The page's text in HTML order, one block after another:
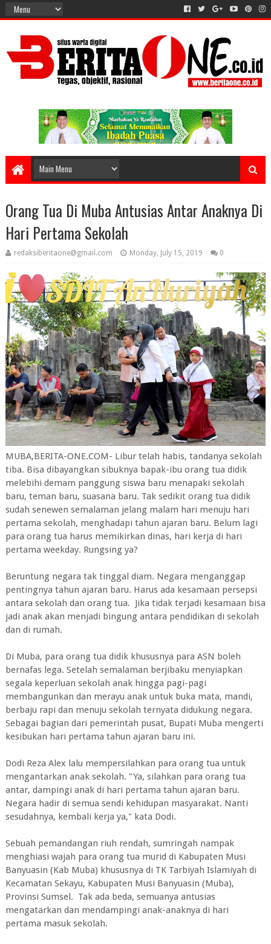
Orang Tua Di Muba Antusias Antar Anaknya Di
Hari Pertama Sekolah
redaksiberitaone@gmail.com Monday, July 15, 2019 0
MUBA,BERITA-ONE.COM- Libur telah habis, tandanya sekolah
tiba. Bisa dibayangkan sibuknya bapak-ibu orang tua didik
melebihi demam panggung siswa baru menapaki sekolah
baru, teman baru, suasana baru. Tak sedikit orang tua didik
sudah senewen semalaman jelang malam hari menuju hari
pertama sekolah, menghadapi tahun ajaran baru. Belum lagi
para orang tua harus memikirkan dinas, hari kerja di hari
pertama weekday. Rungsing ya?
Beruntung negara tak tinggal diam. Negara menganggap
pentingnya tahun ajaran baru. Harus ada kesamaan persepsi
antara sekolah dan orang tua. Jika tidak terjadi kesamaan bisa
jadi anak akan menjadi bingung antara pendidikan di sekolah
dan di rumah.
Di Muba, para orang tua didik khususnya para ASN boleh
bernafas lega. Setelah semalaman berjibaku menyiapkan
segala keperluan sekolah anak hingga pagi-pagi
membangunkan dan merayu anak untuk buka mata, mandi,
berbaju rapi dan menuju sekolah ternyata didukung negara.
Sebagai bagian dari pemerintah pusat, Bupati Muba mengerti
kesibukan hari pertama tahun ajaran baru ini.
Dodi Reza Alex lalu mempersilahkan para orang tua untuk
mengantarkan anak sekolah. "Ya, silahkan para orang tua
antar, dampingi anak di hari pertama tahun ajaran baru.
Negara hadir di semua sendi kehidupan masyarakat. Nanti
sesudahnya, kembali kerja ya," kata Dodi.
Sebuah pemandangan riuh rendah, sumringah nampak
menghiasi wajah para orang tua murid di Kabupaten Musi
Banyuasin (Kab Muba) khususnya di TK Tarbiyah Islamiyah di
Kecamatan Sekayu, Kabupaten Musi Banyuasin (Muba),
Provinsi Sumsel. Tak ada beda, semuanya antusias
mengatarkan dan mendampingi anak-anaknya di hari
pertama masuk sekolah.